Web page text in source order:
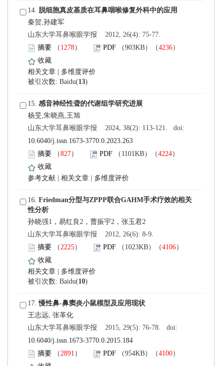
14.
山东大学耳鼻喉眼学报 2012, 26(4): 75-77.
）
）
)
15.
山东大学耳鼻喉眼学报 2024, 38(2): 113-121. doi:
10.6040/j.issn.1673-3770.0.2023.263
）
）
16.
山东大学耳鼻喉眼学报 2012, 26(6): 8-9.
）
）
)
17.
山东大学耳鼻喉眼学报 2015, 29(5): 76-78. doi:
10.6040/j.issn.1673-3770.0.2015.184
）
）